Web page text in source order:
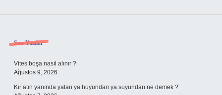
Sidebar
Son Yazılar
Vites boşa nasıl alınır ?
Ağustos 9, 2026
Kır atın yanında yatan ya huyundan ya suyundan ne demek ?